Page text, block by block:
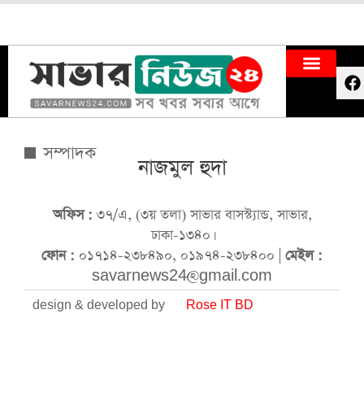
সম্পাদক
নাজমুল হুদা
অফিস : ৩৭/এ, (৩য় তলা) সাভার বাসস্ট্যান্ড, সাভার,
ঢাকা-১৩৪০।
ফোন : ০১৭১৪-২৩৮৪৯০, ০১৯৭৪-২৩৮৪০০ | মেইল :
savarnews24@gmail.com
design & developed by Rose IT BD